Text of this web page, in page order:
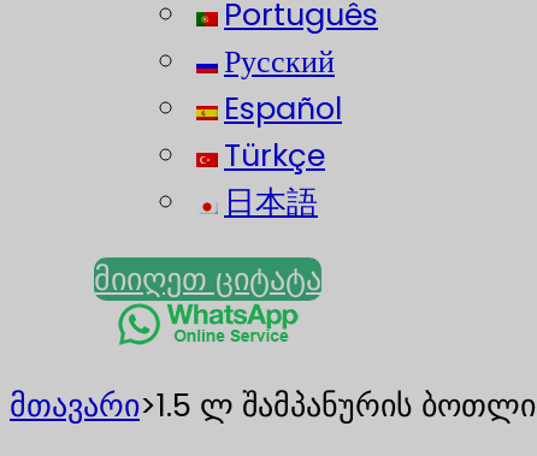
Português
Русский
Español
Türkçe
日本語
მიიღეთ ციტატა
მთავარი>1.5 ლ შამპანურის ბოთლი